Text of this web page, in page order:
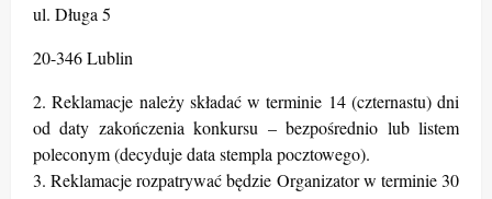
ul. Długa 5
20-346 Lublin
2. Reklamacje należy składać w terminie 14 (czternastu) dni
od daty zakończenia konkursu – bezpośrednio lub listem
poleconym (decyduje data stempla pocztowego).
3. Reklamacje rozpatrywać będzie Organizator w terminie 30